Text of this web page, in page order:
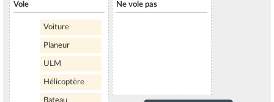
Vole
Voiture
Planeur
ULM
Hélicoptère
Ne vole pas